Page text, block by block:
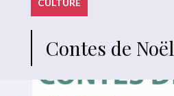
CULTURE
Contes de Noël